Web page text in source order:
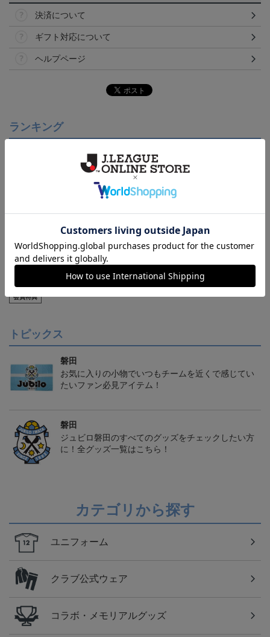
決済について
ギフト対応について
ヘルプページ
ランキング
【S～4XL】2026/27ユニ
フォーム オーセンティッ
21,450円～25,950円
会員特典
ジュビロ磐田 チルタリ
ス タオルマフラー
ジュビロ磐田 ピカチュ
ウ タオルマフラー
2,500円
トピックス
磐田
お気に入りの小物でいつもチームを近くで感じてい
たいファン必見アイテム！
磐田
ジュビロ磐田のすべてのグッズをチェックしたい方
に！全グッズ一覧はこちら！
カテゴリから探す
ユニフォーム
クラブ公式ウェア
コラボ・メモリアルグッズ